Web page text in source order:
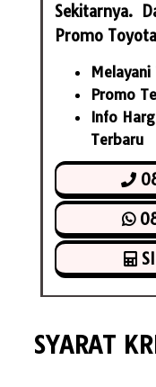
Sekitarnya.
Promo
Promo
Info
Terbaru
SYARAT